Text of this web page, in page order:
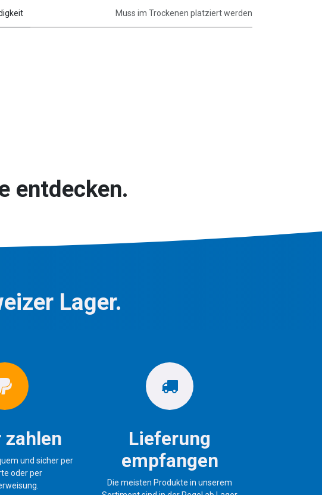
Muss im Trockenen platziert werden
entdecken.
Lager.
zahlen
und sicher per
oder per
Lieferung
empfangen
Die meisten Produkte in unserem